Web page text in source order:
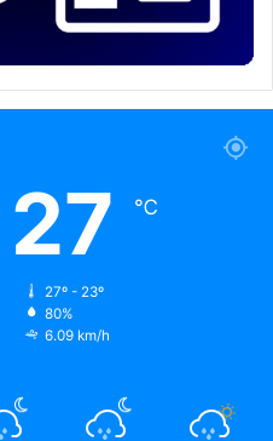
27 ℃
27º - 23º
80%
6.09 km/h